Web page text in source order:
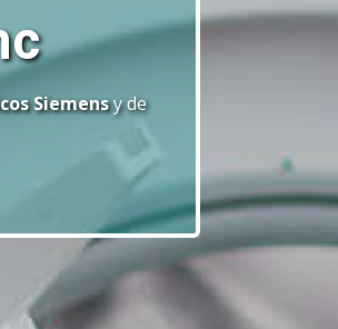
Siemensy de